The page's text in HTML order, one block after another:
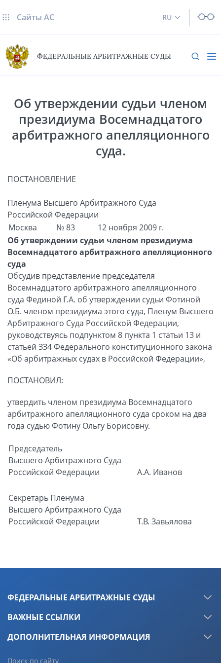
RU
Сайты AC
ФЕДЕРАЛЬНЫЕ АРБИТРАЖНЫЕ СУДЫ
Об утверждении судьи членом
президиума Восемнадцатого
арбитражного апелляционного
суда.
ПОСТАНОВЛЕНИЕ
Пленума Высшего Арбитражного Суда
Российской Федерации
Москва
№ 83
12 ноября 2009 г.
Об утверждении судьи членом президиума
Восемнадцатого арбитражного апелляционного
суда
Обсудив представление председателя
Восемнадцатого арбитражного апелляционного
суда Фединой Г.А. об утверждении судьи Фотиной
О.Б. членом президиума этого суда, Пленум Высшего
Арбитражного Суда Российской Федерации,
руководствуясь подпунктом 8 пункта 1 статьи 13 и
статьей ЗЗ4 Федерального конституционного закона
«Об арбитражных судах в Российской Федерации»,
ПОСТАНОВИЛ:
утвердить членом президиума Восемнадцатого
арбитражного апелляционного суда сроком на два
года судью Фотину Ольгу Борисовну.
Председатель
Высшего Арбитражного Суда
Российской Федерации
А.А. Иванов
Секретарь Пленума
Высшего Арбитражного Суда
Российской Федерации
Т.В. Завьялова
ФЕДЕРАЛЬНЫЕ АРБИТРАЖНЫЕ СУДЫ
ВАЖНЫЕ ССЫЛКИ
ДОПОЛНИТЕЛЬНАЯ ИНФОРМАЦИЯ
Поиск по сайту